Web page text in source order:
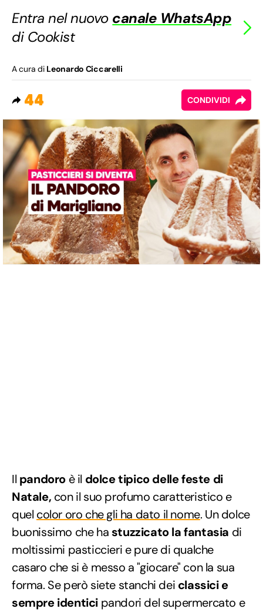
Entra nel nuovo canale WhatsApp
di Cookist
A cura di Leonardo Ciccarelli
44 CONDIVIDI
Il pandoro è il dolce tipico delle feste di
Natale, con il suo profumo caratteristico e
quel color oro che gli ha dato il nome. Un dolce
buonissimo che ha stuzzicato la fantasia di
moltissimi pasticcieri e pure di qualche
casaro che si è messo a "giocare" con la sua
forma. Se però siete stanchi dei classici e
sempre identici pandori del supermercato e